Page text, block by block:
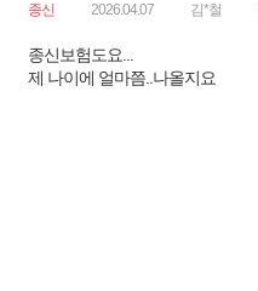
종신 2026.04.07 김*철
종신보험도요...
제 나이에 얼마쯤..나올지요